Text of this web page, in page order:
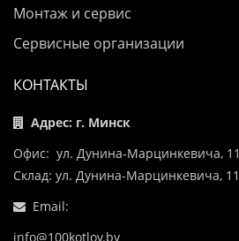
Монтаж и сервис
Сервисные организации
КОНТАКТЫ
Адрес: г. Минск
Офис: ул. Дунина-Марцинкевича, 11
Склад: ул. Дунина-Марцинкевича, 11
Email:
info@100kotlov.by